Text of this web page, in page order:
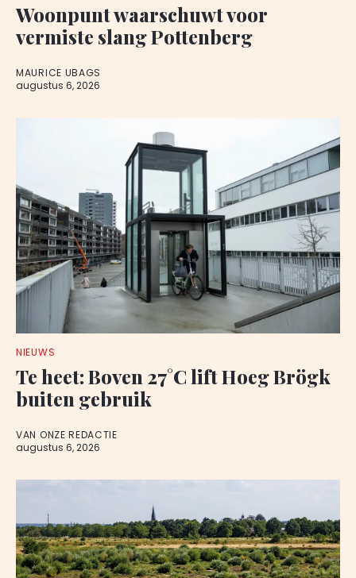
Woonpunt waarschuwt voor
vermiste slang Pottenberg
MAURICE UBAGS
augustus 6, 2026
NIEUWS
Te heet: Boven 27°C lift Hoeg Brögk
buiten gebruik
VAN ONZE REDACTIE
augustus 6, 2026